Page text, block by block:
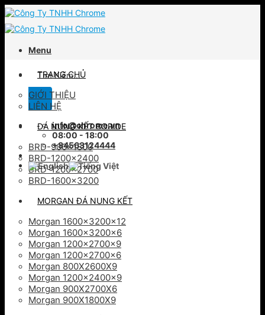
Skip
to
content
Menu
kiếm:
info@chrome.vn
08:00 - 18:00
+84563124444
TRANG CHỦ
GIỚI THIỆU
LIÊN HỆ
ĐÁ NUNG KẾT BORIDE
BRD-900×1800
BRD-1200×2400
BRD-1200×2700
BRD-1600×3200
MORGAN ĐÁ NUNG KẾT
Morgan 1600x3200x12
Morgan 1600x3200x6
Morgan 1200x2700x9
Morgan 1200x2700x6
Morgan 800X2600X9
Morgan 1200x2400x9
Morgan 900X2700X6
Morgan 900X1800X9